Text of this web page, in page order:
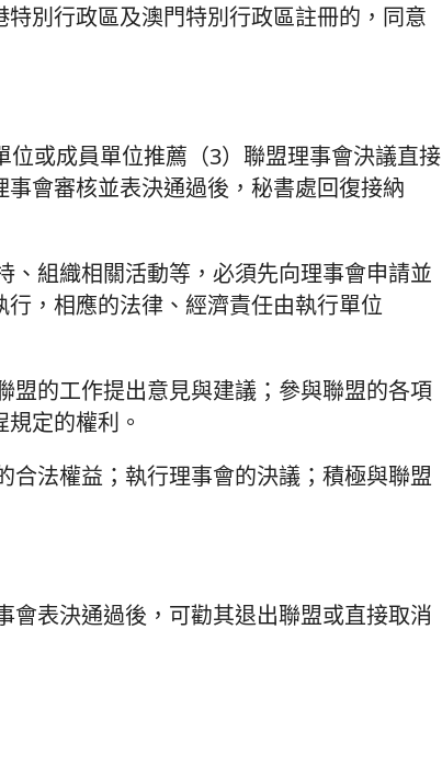
別行政區及澳門特別行政區註冊的，同意
或成員單位推薦（3）聯盟理事會決議直接
會審核並表決通過後，秘書處回復接納
、組織相關活動等，必須先向理事會申請並
，相應的法律、經濟責任由執行單位
盟的工作提出意見與建議；參與聯盟的各項
定的權利。
合法權益；執行理事會的決議；積極與聯盟
會表決通過後，可勸其退出聯盟或直接取消